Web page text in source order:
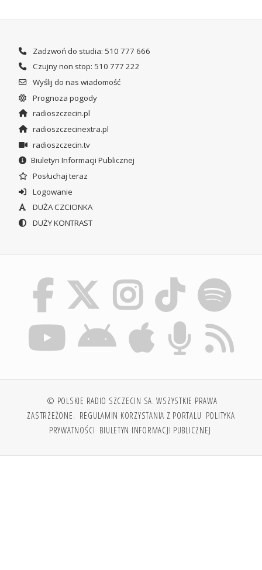
Zadzwoń do studia: 510 777 666
Czujny non stop: 510 777 222
Wyślij do nas wiadomość
Prognoza pogody
radioszczecin.pl
radioszczecinextra.pl
radioszczecin.tv
Biuletyn Informacji Publicznej
Posłuchaj teraz
Logowanie
DUŻA CZCIONKA
DUŻY KONTRAST
© POLSKIE RADIO SZCZECIN SA. WSZYSTKIE PRAWA
ZASTRZEŻONE. REGULAMIN KORZYSTANIA Z PORTALU POLITYKA
PRYWATNOŚCI BIULETYN INFORMACJI PUBLICZNEJ